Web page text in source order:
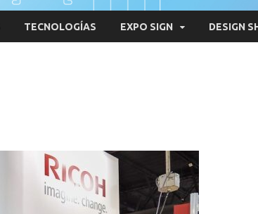
TECNOLOGÍAS EXPO SIGN DESIGN